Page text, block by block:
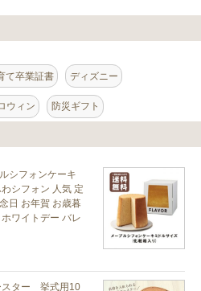
て卒業証書 ディズニー
ウィン 防災ギフト
シフォンケーキ
シフォン 人気 定
日 お年賀 お歳暮
ワイトデー バレ
スター 挙式用10